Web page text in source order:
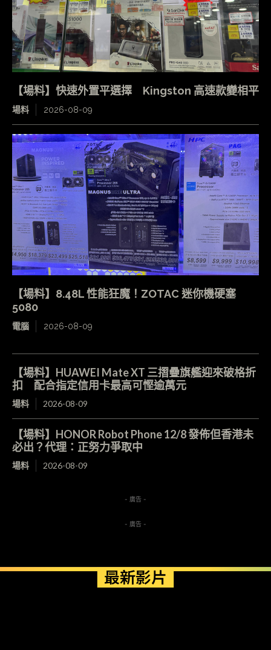
【場料】快速外置平選擇 Kingston 高速款變相平
場料 2026-08-09
【場料】8.48L 性能狂魔！ZOTAC 迷你機硬塞
5080
電腦 2026-08-09
【場料】HUAWEI Mate XT 三摺疊旗艦迎來破格折
扣 配合指定信用卡最高可慳逾萬元
場料 2026-08-09
【場料】HONOR Robot Phone 12/8 發佈但香港未
必出？代理：正努力爭取中
場料 2026-08-09
- 廣告 -
- 廣告 -
最新影片